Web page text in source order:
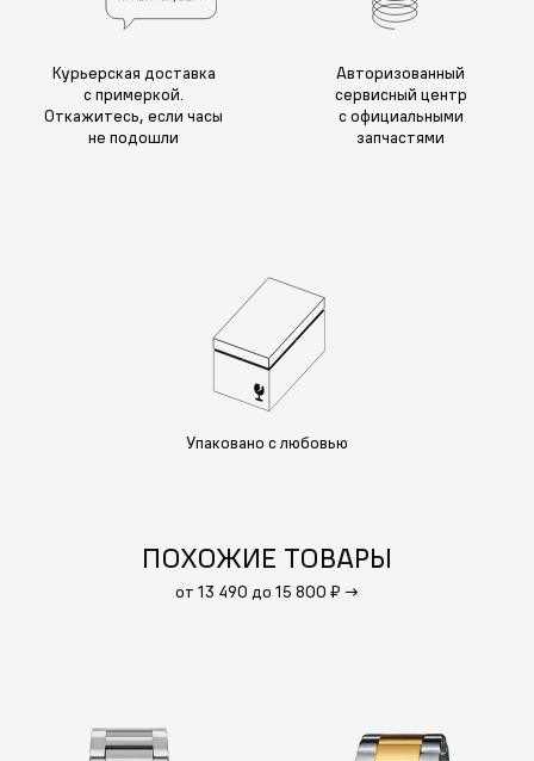
Курьерская доставка
с примеркой.
Откажитесь, если часы
не подошли
Авторизованный
сервисный центр
с официальными
запчастями
Упаковано с любовью
ПОХОЖИЕ ТОВАРЫ
от 13 490 до 15 800 ₽ →